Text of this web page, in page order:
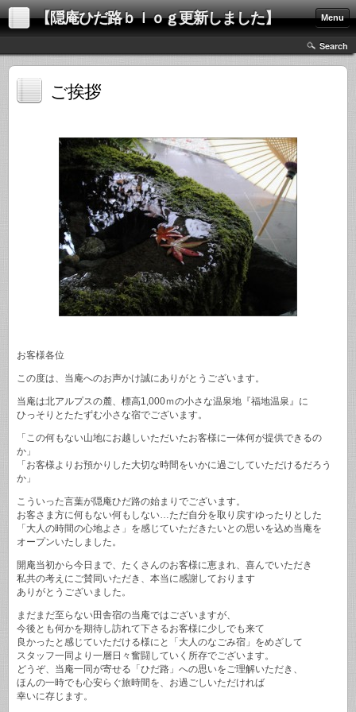
【隠庵ひだ路ｂｌｏｇ更新しました】 Menu
Search
ご挨拶
お客様各位
この度は、当庵へのお声かけ誠にありがとうございます。
当庵は北アルプスの麓、標高1,000ｍの小さな温泉地『福地温泉』に
ひっそりとたたずむ小さな宿でございます。
「この何もない山地にお越しいただいたお客様に一体何が提供できるの
か」
「お客様よりお預かりした大切な時間をいかに過ごしていただけるだろう
か」
こういった言葉が隠庵ひだ路の始まりでございます。
お客さま方に何もない何もしない…ただ自分を取り戻すゆったりとした
「大人の時間の心地よさ」を感じていただきたいとの思いを込め当庵を
オープンいたしました。
開庵当初から今日まで、たくさんのお客様に恵まれ、喜んでいただき
私共の考えにご賛同いただき、本当に感謝しております
ありがとうございました。
まだまだ至らない田舎宿の当庵ではございますが、
今後とも何かを期待し訪れて下さるお客様に少しでも来て
良かったと感じていただける様にと「大人のなごみ宿」をめざして
スタッフ一同より一層日々奮闘していく所存でございます。
どうぞ、当庵一同が寄せる「ひだ路」への思いをご理解いただき、
ほんの一時でも心安らぐ旅時間を、お過ごしいただければ
幸いに存じます。